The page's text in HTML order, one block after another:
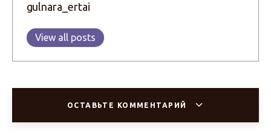
gulnara_ertai
View all posts
ОСТАВЬТЕ КОММЕНТАРИЙ